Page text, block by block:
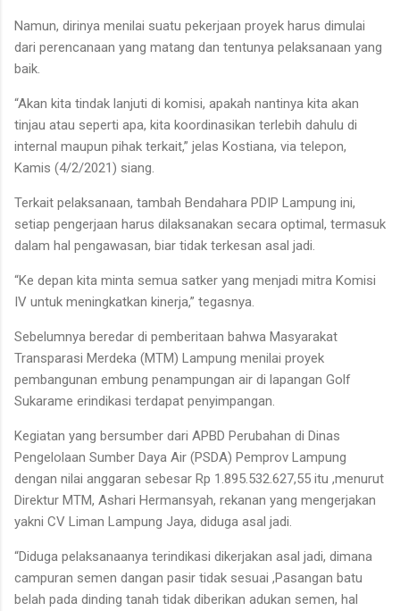
Namun, dirinya menilai suatu pekerjaan proyek harus dimulai
dari perencanaan yang matang dan tentunya pelaksanaan yang
baik.
“Akan kita tindak lanjuti di komisi, apakah nantinya kita akan
tinjau atau seperti apa, kita koordinasikan terlebih dahulu di
internal maupun pihak terkait,” jelas Kostiana, via telepon,
Kamis (4/2/2021) siang.
Terkait pelaksanaan, tambah Bendahara PDIP Lampung ini,
setiap pengerjaan harus dilaksanakan secara optimal, termasuk
dalam hal pengawasan, biar tidak terkesan asal jadi.
“Ke depan kita minta semua satker yang menjadi mitra Komisi
IV untuk meningkatkan kinerja,” tegasnya.
Sebelumnya beredar di pemberitaan bahwa Masyarakat
Transparasi Merdeka (MTM) Lampung menilai proyek
pembangunan embung penampungan air di lapangan Golf
Sukarame erindikasi terdapat penyimpangan.
Kegiatan yang bersumber dari APBD Perubahan di Dinas
Pengelolaan Sumber Daya Air (PSDA) Pemprov Lampung
dengan nilai anggaran sebesar Rp 1.895.532.627,55 itu ,menurut
Direktur MTM, Ashari Hermansyah, rekanan yang mengerjakan
yakni CV Liman Lampung Jaya, diduga asal jadi.
“Diduga pelaksanaanya terindikasi dikerjakan asal jadi, dimana
campuran semen dangan pasir tidak sesuai ,Pasangan batu
belah pada dinding tanah tidak diberikan adukan semen, hal